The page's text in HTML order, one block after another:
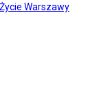
Życie Warszawy